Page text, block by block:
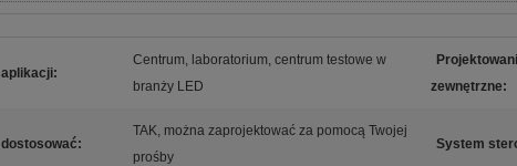
aplikacji:
Centrum, laboratorium, centrum testowe w
branży LED
zewnętrzne:
dostosować:
TAK, można zaprojektować za pomocą Twojej
prośby
System